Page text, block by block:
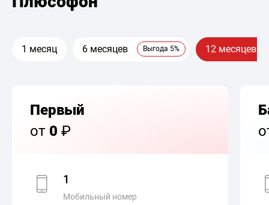
1 месяц 6 месяцев Выгода 5% 12 месяцев
Первый
от 0 ₽
1
Мобильный номер